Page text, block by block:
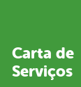
Carta de
Serviços